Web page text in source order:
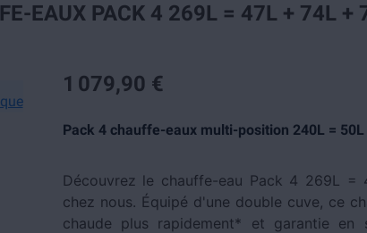
EAUX PACK 4 269L = 47L + 74L +
1 079,90 €
Pack 4 chauffe-eaux multi-position 240L = 50L
Découvrez le chauffe-eau Pack 4 269L
chez nous. Équipé d'une double cuve, ce
chaude plus rapidement* et garantie en